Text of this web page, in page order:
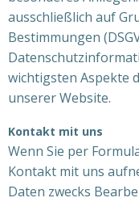
ausschließlich auf
Bestimmungen
wichtigsten Aspekte
unserer Website.
Kontakt mit uns
Wenn Sie per
Kontakt mit uns
Daten zwecks